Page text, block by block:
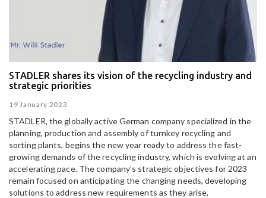
STADLER shares its vision of the recycling industry and
strategic priorities
19 January 2023
STADLER, the globally active German company specialized in the
planning, production and assembly of turnkey recycling and
sorting plants, begins the new year ready to address the fast-
growing demands of the recycling industry, which is evolving at an
accelerating pace. The company’s strategic objectives for 2023
remain focused on anticipating the changing needs, developing
solutions to address new requirements as they arise,